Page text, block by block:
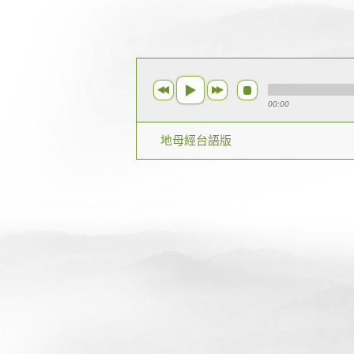
00:00
地母經台語版